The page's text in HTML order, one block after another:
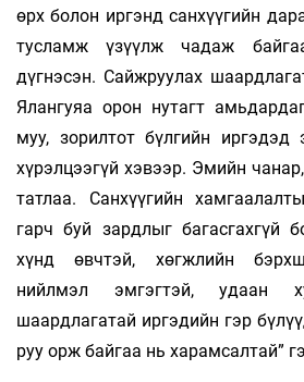
өрх болон иргэнд санхүүгийн
тусламж үзүүлж чадаж
дүгнэсэн. Сайжруулах
Ялангуяа орон нутагт
муу, зорилтот бүлгийн иргэдэд
хүрэлцээгүй хэвээр. Эмийн
татлаа. Санхүүгийн
гарч буй зардлыг багасгахгүй
хүнд өвчтэй, хөгжлийн
нийлмэл эмгэгтэй, удаан
шаардлагатай иргэдийн гэр
руу орж байгаа нь харамсалтай”